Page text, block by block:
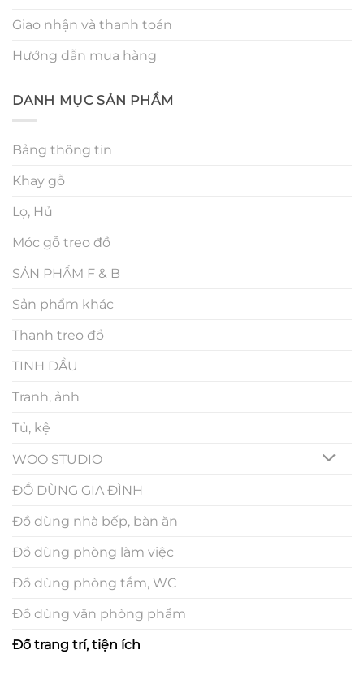
Giao nhận và thanh toán
Hướng dẫn mua hàng
DANH MỤC SẢN PHẨM
Bảng thông tin
Khay gỗ
Lọ, Hủ
Móc gỗ treo đồ
SẢN PHẨM F & B
Sản phẩm khác
Thanh treo đồ
TINH DẦU
Tranh, ảnh
Tủ, kệ
WOO STUDIO
ĐỒ DÙNG GIA ĐÌNH
Đồ dùng nhà bếp, bàn ăn
Đồ dùng phòng làm việc
Đồ dùng phòng tắm, WC
Đồ dùng văn phòng phẩm
Đồ trang trí, tiện ích